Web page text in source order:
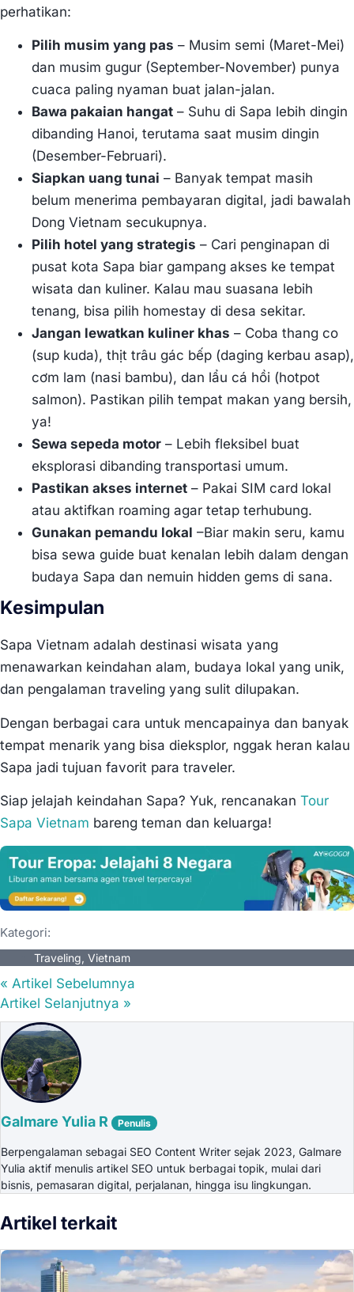
perhatikan:
Pilih musim yang pas – Musim semi (Maret-Mei)
dan musim gugur (September-November) punya
cuaca paling nyaman buat jalan-jalan.
Bawa pakaian hangat – Suhu di Sapa lebih dingin
dibanding Hanoi, terutama saat musim dingin
(Desember-Februari).
Siapkan uang tunai – Banyak tempat masih
belum menerima pembayaran digital, jadi bawalah
Dong Vietnam secukupnya.
Pilih hotel yang strategis – Cari penginapan di
pusat kota Sapa biar gampang akses ke tempat
wisata dan kuliner. Kalau mau suasana lebih
tenang, bisa pilih homestay di desa sekitar.
Jangan lewatkan kuliner khas – Coba thang co
(sup kuda), thịt trâu gác bếp (daging kerbau asap),
cơm lam (nasi bambu), dan lẩu cá hồi (hotpot
salmon). Pastikan pilih tempat makan yang bersih,
ya!
Sewa sepeda motor – Lebih fleksibel buat
eksplorasi dibanding transportasi umum.
Pastikan akses internet – Pakai SIM card lokal
atau aktifkan roaming agar tetap terhubung.
Gunakan pemandu lokal –Biar makin seru, kamu
bisa sewa guide buat kenalan lebih dalam dengan
budaya Sapa dan nemuin hidden gems di sana.
Kesimpulan
Sapa Vietnam adalah destinasi wisata yang
menawarkan keindahan alam, budaya lokal yang unik,
dan pengalaman traveling yang sulit dilupakan.
Dengan berbagai cara untuk mencapainya dan banyak
tempat menarik yang bisa dieksplor, nggak heran kalau
Sapa jadi tujuan favorit para traveler.
Siap jelajah keindahan Sapa? Yuk, rencanakan Tour
Sapa Vietnam bareng teman dan keluarga!
Kategori:
Traveling, Vietnam
« Artikel Sebelumnya
Artikel Selanjutnya »
Galmare Yulia R Penulis
Berpengalaman sebagai SEO Content Writer sejak 2023, Galmare
Yulia aktif menulis artikel SEO untuk berbagai topik, mulai dari
bisnis, pemasaran digital, perjalanan, hingga isu lingkungan.
Artikel terkait